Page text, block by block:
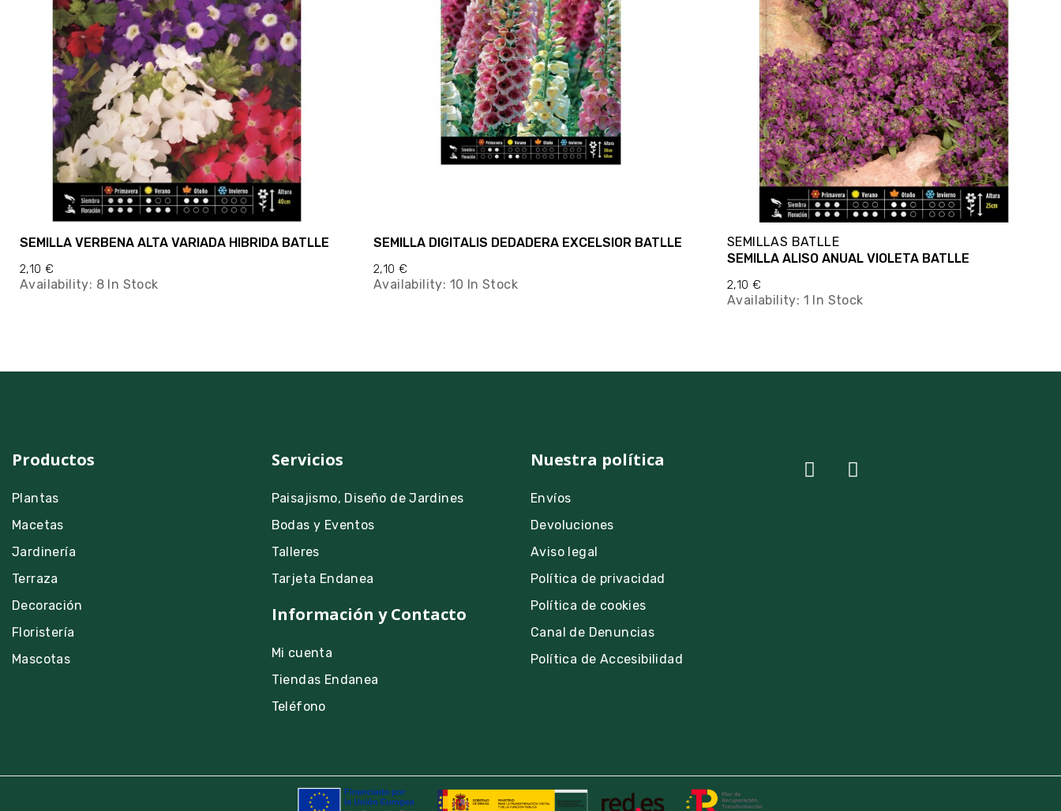
SEMILLA VERBENA ALTA VARIADA HIBRIDA BATLLE
2,10 €
Availability: 8 In Stock
SEMILLA DIGITALIS DEDADERA EXCELSIOR BATLLE
2,10 €
Availability: 10 In Stock
SEMILLAS BATLLE
SEMILLA ALISO ANUAL VIOLETA BATLLE
2,10 €
Availability: 1 In Stock
Productos
Plantas
Macetas
Jardinería
Terraza
Decoración
Floristería
Mascotas
Servicios
Paisajismo, Diseño de Jardines
Bodas y Eventos
Talleres
Tarjeta Endanea
Información y Contacto
Mi cuenta
Tiendas Endanea
Teléfono
Nuestra política
Envíos
Devoluciones
Aviso legal
Política de privacidad
Política de cookies
Canal de Denuncias
Política de Accesibilidad